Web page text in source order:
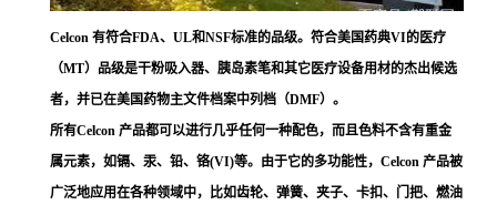
Celcon 有符合FDA、UL和NSF标准的品级。符合美国药典VI的医疗
（MT）品级是干粉吸入器、胰岛素笔和其它医疗设备用材的杰出候选
者，并已在美国药物主文件档案中列档（DMF）。
所有Celcon 产品都可以进行几乎任何一种配色，而且色料不含有重金
属元素，如镉、汞、铅、铬(VI)等。由于它的多功能性，Celcon 产品被
广泛地应用在各种领域中，比如齿轮、弹簧、夹子、卡扣、门把、燃油